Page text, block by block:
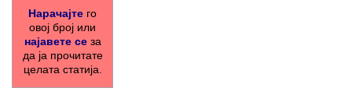
Нарачајте го
овој број или
најавете сеза
да ја прочитате
целата статија.